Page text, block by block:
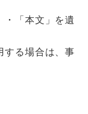
・「本文」を遺
する場合は、事